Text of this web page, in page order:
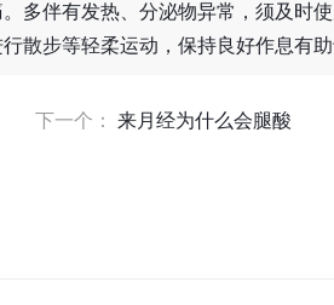
多伴有发热、分泌物异常，须及时使
散步等轻柔运动，保持良好作息有助
下一个： 来月经为什么会腿酸